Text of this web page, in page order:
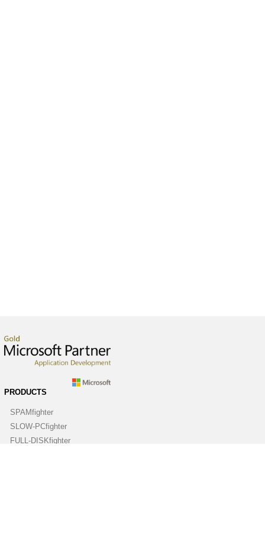
PRODUCTS
SPAMfighter
SLOW-PCfighter
FULL-DISKfighter